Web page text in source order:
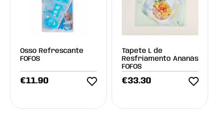
Osso Refrescante
FOFOS
€11.90
Tapete L de
Resfriamento Ananás
FOFOS
€33.30